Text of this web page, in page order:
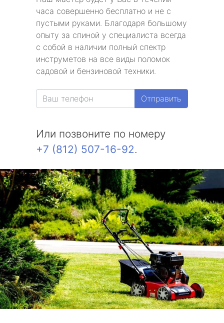
часа совершенно бесплатно и не с
пустыми руками. Благодаря большому
опыту за спиной у специалиста всегда
с собой в наличии полный спектр
инструметов на все виды поломок
садовой и бензиновой техники.
Отправить
Или позвоните по номеру
+7 (812) 507-16-92.